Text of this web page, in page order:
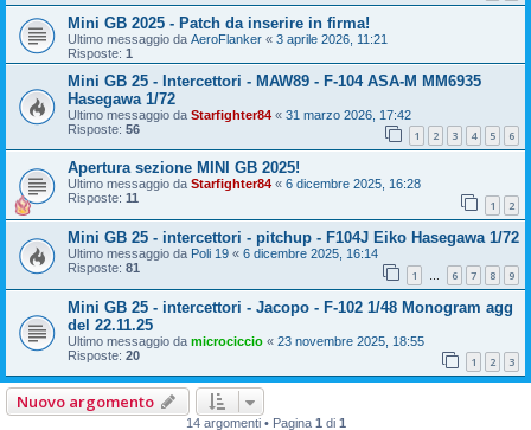
Mini GB 2025 - Patch da inserire in firma!
Ultimo messaggio da AeroFlanker « 3 aprile 2026, 11:21
Risposte: 1
Mini GB 25 - Intercettori - MAW89 - F-104 ASA-M MM6935
Hasegawa 1/72
Ultimo messaggio da Starfighter84 « 31 marzo 2026, 17:42
Risposte: 56 1 2 3 4 5 6
Apertura sezione MINI GB 2025!
Ultimo messaggio da Starfighter84 « 6 dicembre 2025, 16:28
Risposte: 11 1 2
Mini GB 25 - intercettori - pitchup - F104J Eiko Hasegawa 1/72
Ultimo messaggio da Poli 19 « 6 dicembre 2025, 16:14
Risposte: 81 1 … 6 7 8 9
Mini GB 25 - intercettori - Jacopo - F-102 1/48 Monogram agg
del 22.11.25
Ultimo messaggio da microciccio « 23 novembre 2025, 18:55
Risposte: 20 1 2 3
Nuovo argomento
14 argomenti • Pagina 1 di 1